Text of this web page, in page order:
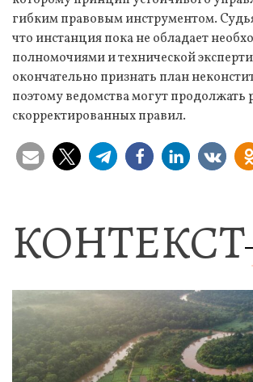
гибким правовым инструментом.
что инстанция пока не обладает
полномочиями и технической
окончательно признать план
поэтому ведомства могут продолжать
скорректированных правил.
КОНТЕКСТ